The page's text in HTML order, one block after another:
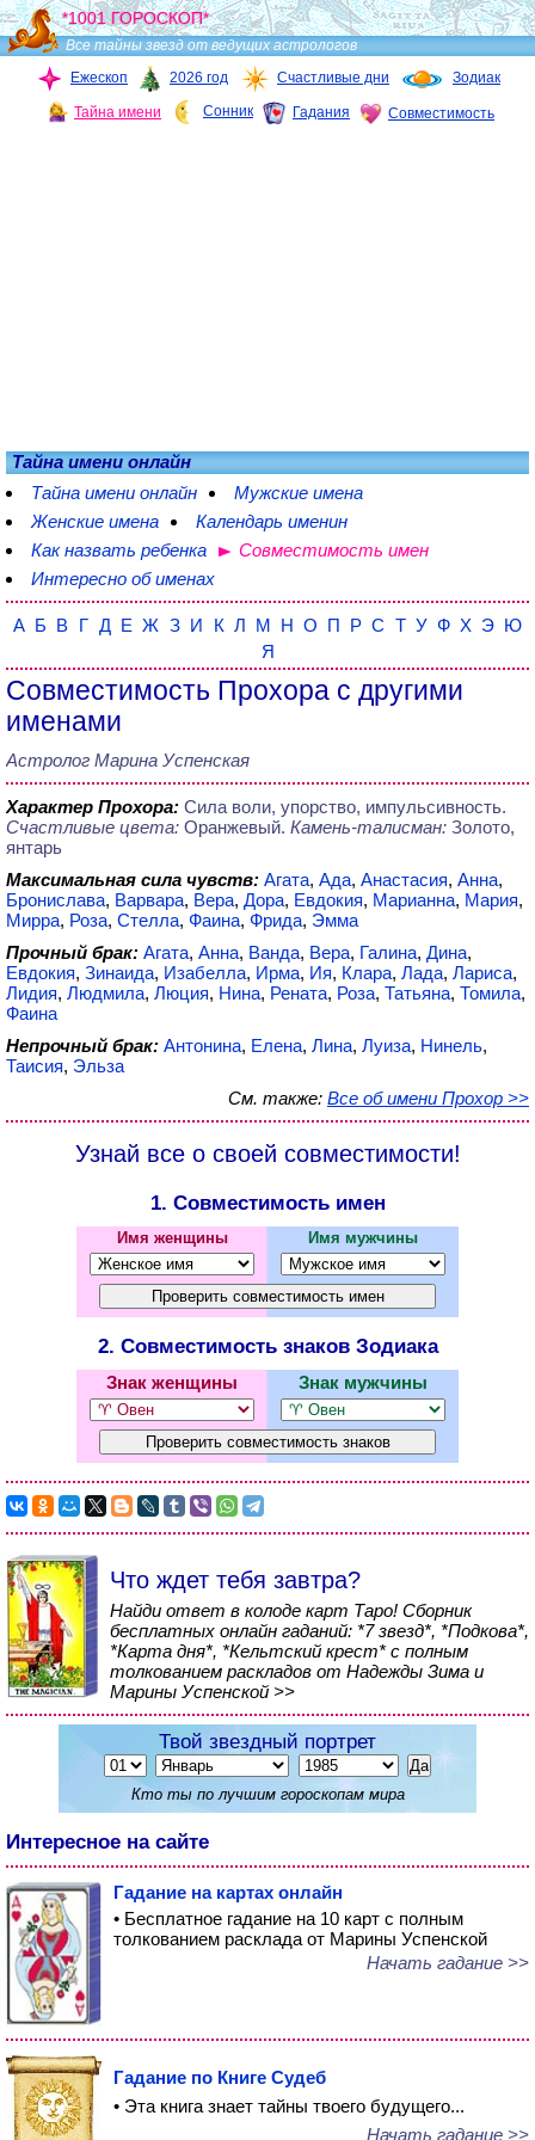
*1001 ГОРОСКОП*
Все тайны звезд от ведущих астрологов
Ежескоп
2026 год Счастливые дни Зодиак
Тайна имени Сонник Гадания Совместимость
Тайна имени онлайн
Тайна имени онлайн
Мужские имена
Женские имена
Календарь именин
Как назвать ребенка
Совместимость имен
Интересно об именах
А Б В Г Д Е Ж З И К Л М Н О П Р С Т У Ф Х Э Ю
Я
Совместимость Прохора с другими
именами
Астролог Марина Успенская
Характер Прохора: Сила воли, упорство, импульсивность.
Счастливые цвета: Оранжевый. Камень-талисман: Золото,
янтарь
Максимальная сила чувств: Агата, Ада, Анастасия, Анна,
Бронислава, Варвара, Вера, Дора, Евдокия, Марианна, Мария,
Мирра, Роза, Стелла, Фаина, Фрида, Эмма
Прочный брак: Агата, Анна, Ванда, Вера, Галина, Дина,
Евдокия, Зинаида, Изабелла, Ирма, Ия, Клара, Лада, Лариса,
Лидия, Людмила, Люция, Нина, Рената, Роза, Татьяна, Томила,
Фаина
Непрочный брак: Антонина, Елена, Лина, Луиза, Нинель,
Таисия, Эльза
См. также: Все об имени Прохор >>
Узнай все о своей совместимости!
1. Совместимость имен
Имя женщины Имя мужчины
2. Совместимость знаков Зодиака
Знак женщины Знак мужчины
Что ждет тебя завтра?
Найди ответ в колоде карт Таро! Сборник
бесплатных онлайн гаданий: *7 звезд*, *Подкова*,
*Карта дня*, *Кельтский крест* с полным
толкованием раскладов от Надежды Зима и
Марины Успенской >>
Твой звездный портрет
Кто ты по лучшим гороскопам мира
Интересное на сайте
Гадание на картах онлайн
• Бесплатное гадание на 10 карт с полным
толкованием расклада от Марины Успенской
Начать гадание >>
Гадание по Книге Судеб
• Эта книга знает тайны твоего будущего...
Начать гадание >>